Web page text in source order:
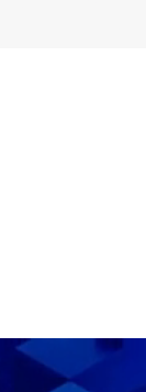
kota tidak
Justru, hal ini